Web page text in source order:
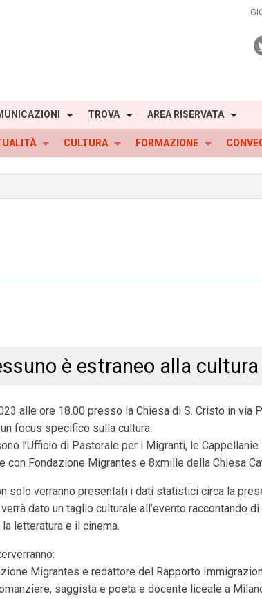
TROVA AREA RISERVATA
CULTURA FORMAZIONE
è estraneo alla cultura
alle ore 18.00 presso la Chiesa di S. Cristo in via
focus specifico sulla cultura.
l’Ufficio di Pastorale per i Migranti, le
con Fondazione Migrantes e 8xmille della Chiesa
solo verranno presentati i dati statistici circa la
dato un taglio culturale all’evento raccontando
letteratura e il cinema.
Migrantes e redattore del Rapporto
saggista e poeta e docente liceale a